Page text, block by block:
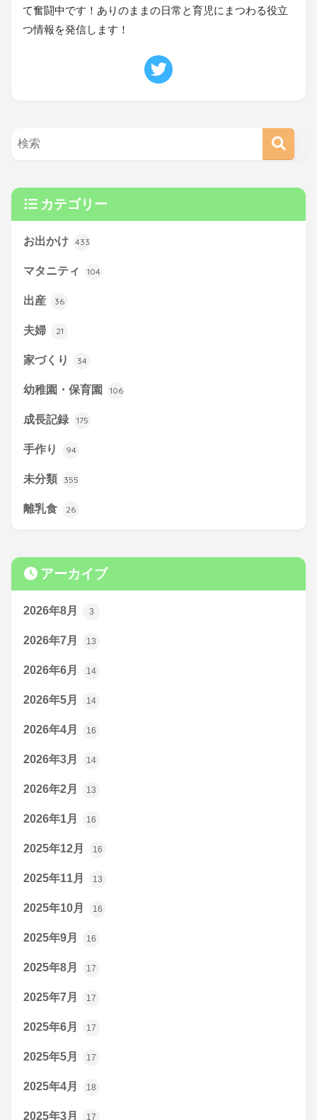
て奮闘中です！ありのままの日常と育児にまつわる役立
つ情報を発信します！
カテゴリー
お出かけ 433
マタニティ 104
出産 36
夫婦 21
家づくり 34
幼稚園・保育園 106
成長記録 175
手作り 94
未分類 355
離乳食 26
アーカイブ
2026年8月 3
2026年7月 13
2026年6月 14
2026年5月 14
2026年4月 16
2026年3月 14
2026年2月 13
2026年1月 16
2025年12月 16
2025年11月 13
2025年10月 16
2025年9月 16
2025年8月 17
2025年7月 17
2025年6月 17
2025年5月 17
2025年4月 18
2025年3月 17